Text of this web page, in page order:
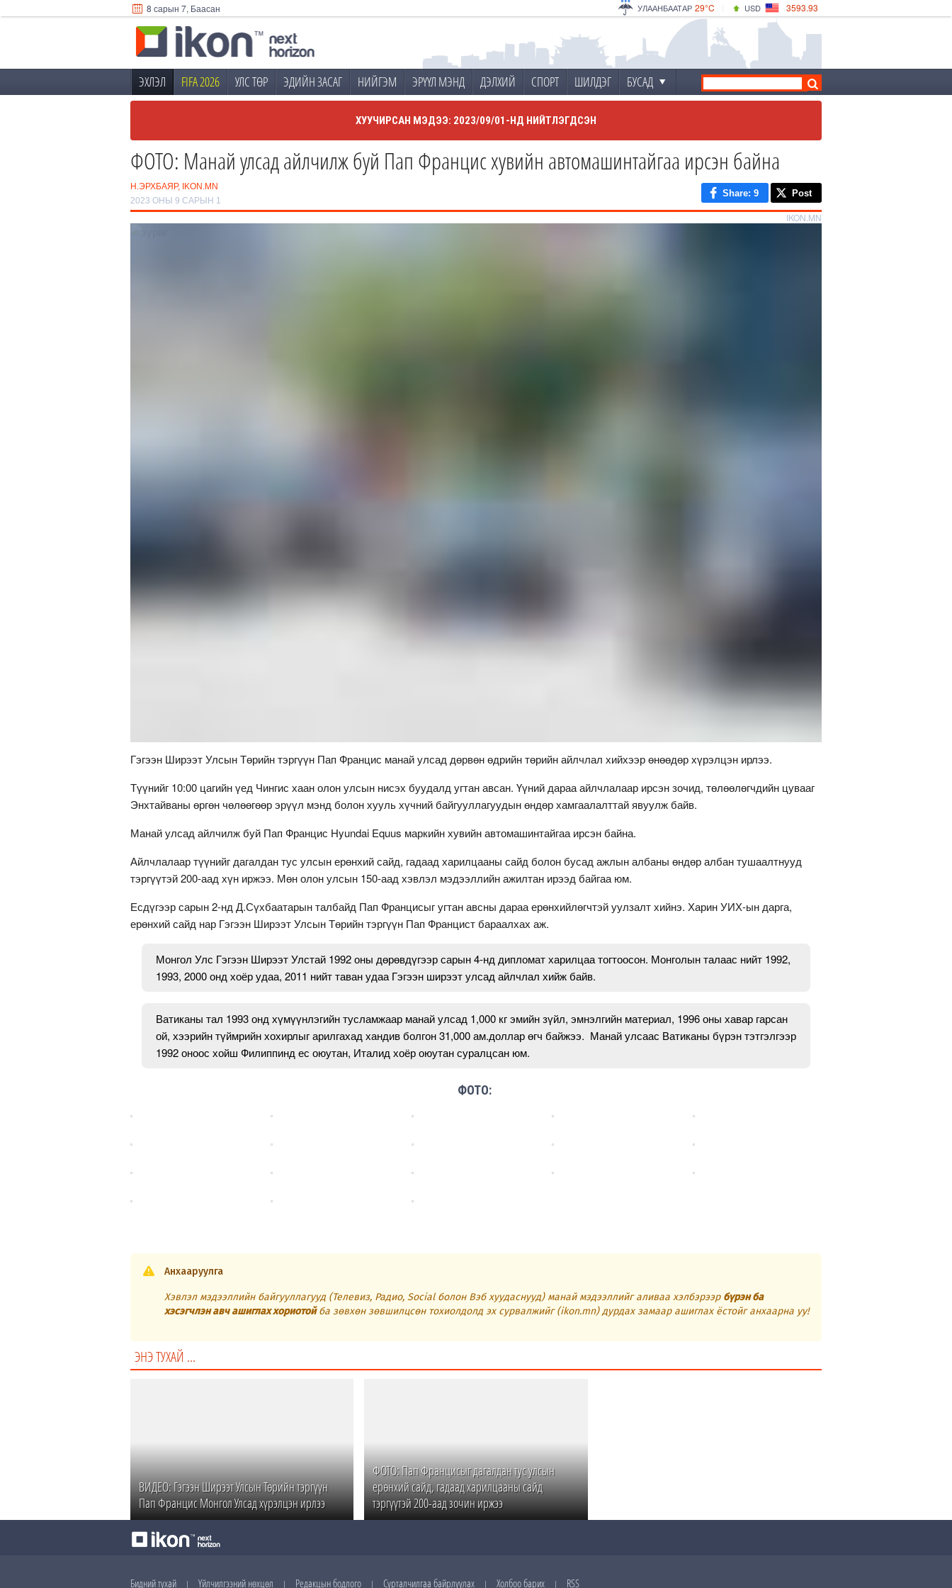
8 сарын 7, Баасан 29°C
УЛААНБААТАР
34°C
ДАРХАН
30°C
ЭРДЭНЭТ
USD 3593.93
4149.01
ЭХЛЭЛ FIFA 2026 УЛС ТӨР ЭДИЙН ЗАСАГ НИЙГЭМ ЭРҮҮЛ МЭНД ДЭЛХИЙ СПОРТ ШИЛДЭГ БУСАД
ХУУЧИРСАН МЭДЭЭ: 2023/09/01-НД НИЙТЛЭГДСЭН
ФОТО: Манай улсад айлчилж буй Пап Францис хувийн автомашинтайгаа ирсэн байна
Н.ЭРХБАЯР, IKON.MN
2023 ОНЫ 9 САРЫН 1
Share: 9 Post
IKON.MN
Гэгээн Ширээт Улсын Төрийн тэргүүн Пап Францис манай улсад дөрвөн өдрийн төрийн айлчлал хийхээр өнөөдөр хүрэлцэн ирлээ.
Түүнийг 10:00 цагийн үед Чингис хаан олон улсын нисэх буудалд угтан авсан. Үүний дараа айлчлалаар ирсэн зочид, төлөөлөгчдийн цувааг
Энхтайваны өргөн чөлөөгөөр эрүүл мэнд болон хууль хүчний байгууллагуудын өндөр хамгаалалттай явуулж байв.
Манай улсад айлчилж буй Пап Францис Hyundai Equus маркийн хувийн автомашинтайгаа ирсэн байна.
Айлчлалаар түүнийг дагалдан тус улсын ерөнхий сайд, гадаад харилцааны сайд болон бусад ажлын албаны өндөр албан тушаалтнууд
тэргүүтэй 200-аад хүн иржээ. Мөн олон улсын 150-аад хэвлэл мэдээллийн ажилтан ирээд байгаа юм.
Есдүгээр сарын 2-нд Д.Сүхбаатарын талбайд Пап Францисыг угтан авсны дараа ерөнхийлөгчтэй уулзалт хийнэ. Харин УИХ-ын дарга,
ерөнхий сайд нар Гэгээн Ширээт Улсын Төрийн тэргүүн Пап Францист бараалхах аж.
Монгол Улс Гэгээн Ширээт Улстай 1992 оны дөрөвдүгээр сарын 4-нд дипломат харилцаа тогтоосон. Монголын талаас нийт 1992,
1993, 2000 онд хоёр удаа, 2011 нийт таван удаа Гэгээн ширээт улсад айлчлал хийж байв.
Ватиканы тал 1993 онд хүмүүнлэгийн тусламжаар манай улсад 1,000 кг эмийн зүйл, эмнэлгийн материал, 1996 оны хавар гарсан
ой, хээрийн түймрийн хохирлыг арилгахад хандив болгон 31,000 ам.доллар өгч байжээ. Манай улсаас Ватиканы бүрэн тэтгэлгээр
1992 оноос хойш Филиппинд ес оюутан, Италид хоёр оюутан суралцсан юм.
ФОТО:
Анхааруулга
Хэвлэл мэдээллийн байгууллагууд (Телевиз, Радио, Social болон Вэб хуудаснууд) манай мэдээллийг аливаа хэлбэрээр бүрэн ба
хэсэгчлэн авч ашиглах хориотойба зөвхөн зөвшилцсөн тохиолдолд эх сурвалжийг (ikon.mn) дурдах замаар ашиглах ёстойг анхаарна уу!
ЭНЭ ТУХАЙ ...
ВИДЕО: Гэгээн Ширээт Улсын Төрийн тэргүүн
Пап Францис Монгол Улсад хүрэлцэн ирлээ
ФОТО: Пап Францисыг дагалдан тус улсын
ерөнхий сайд, гадаад харилцааны сайд
тэргүүтэй 200-аад зочин иржээ
Бидний тухай | Үйлчилгээний нөхцөл | Редакцын бодлого | Сурталчилгаа байрлуулах | Холбоо барих | RSS